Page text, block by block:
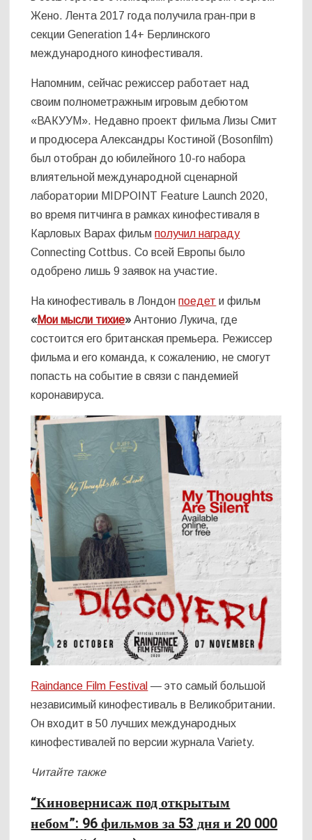
Жено. Лента 2017 года получила гран-при в
секции Generation 14+ Берлинского
международного кинофестиваля.
Напомним, сейчас режиссер работает над
своим полнометражным игровым дебютом
«ВАКУУМ». Недавно проект фильма Лизы Смит
и продюсера Александры Костиной (Bosonfilm)
был отобран до юбилейного 10-го набора
влиятельной международной сценарной
лаборатории MIDPOINT Feature Launch 2020,
во время питчинга в рамках кинофестиваля в
Карловых Варах фильмполучил награду
Connecting Cottbus. Со всей Европы было
одобрено лишь 9 заявок на участие.
На кинофестиваль в Лондонпоедет и фильм
«Мои мысли тихие»Антонио Лукича, где
состоится его британская премьера. Режиссер
фильма и его команда, к сожалению, не смогут
попасть на событие в связи с пандемией
коронавируса.
Raindance Film Festival — это самый большой
независимый кинофестиваль в Великобритании.
Он входит в 50 лучших международных
кинофестивалей по версии журнала Variety.
Читайте также
“Киновернисаж под открытым
небом”: 96 фильмов за 53 дня и 20 000